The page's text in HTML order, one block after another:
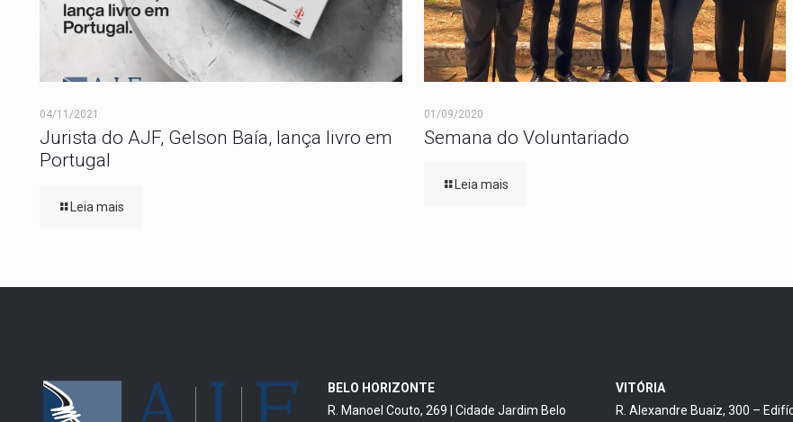
04/11/2021
Jurista do AJF, Gelson Baía, lança livro em
Portugal
Leia mais
01/09/2020
Semana do Voluntariado
Leia mais
BELO HORIZONTE
R. Manoel Couto, 269 | Cidade Jardim Belo
VITÓRIA
R. Alexandre Buaiz, 300 –